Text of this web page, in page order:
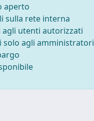
aperto
sulla rete interna
utenti autorizzati
solo agli amministratori